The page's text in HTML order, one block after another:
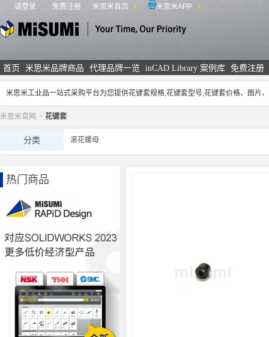
请登录 免费注册 米思米首页 米思米APP
首页 米思米品牌商品 代理品牌一览 inCAD Library 案例库 免费注册
米思米工业品一站式采购平台为您提供花键套规格,花键套型号,花键套价格、图
米思米官网 > 花键套
分类 滚花螺母
热门商品